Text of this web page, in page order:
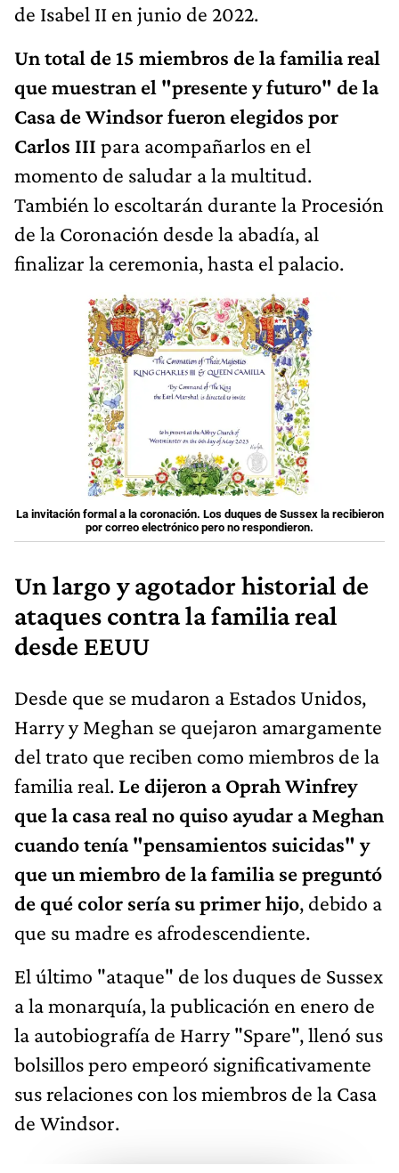
de Isabel II en junio de 2022.
Un total de 15 miembros de la familia real
que muestran el "presente y futuro" de la
Casa de Windsor fueron elegidos por
Carlos III para acompañarlos en el
momento de saludar a la multitud.
También lo escoltarán durante la Procesión
de la Coronación desde la abadía, al
finalizar la ceremonia, hasta el palacio.
La invitación formal a la coronación. Los duques de Sussex la recibieron
por correo electrónico pero no respondieron.
Un largo y agotador historial de
ataques contra la familia real
desde EEUU
Desde que se mudaron a Estados Unidos,
Harry y Meghan se quejaron amargamente
del trato que reciben como miembros de la
familia real. Le dijeron a Oprah Winfrey
que la casa real no quiso ayudar a Meghan
cuando tenía "pensamientos suicidas" y
que un miembro de la familia se preguntó
de qué color sería su primer hijo, debido a
que su madre es afrodescendiente.
El último "ataque" de los duques de Sussex
a la monarquía, la publicación en enero de
la autobiografía de Harry "Spare", llenó sus
bolsillos pero empeoró significativamente
sus relaciones con los miembros de la Casa
de Windsor.